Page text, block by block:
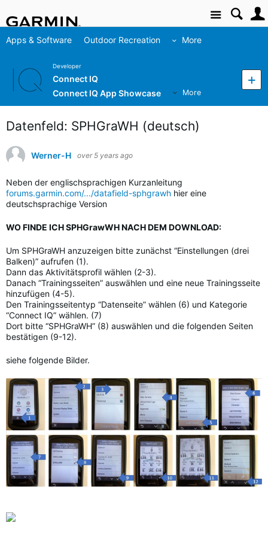
Site
Apps & Software Outdoor Recreation More
Developer
Connect IQ
Connect IQ App Showcase
More
Datenfeld: SPHGraWH (deutsch)
Werner-H over 5 years ago
Neben der englischsprachigen Kurzanleitung
forums.garmin.com/.../datafield-sphgrawh hier eine
deutschsprachige Version
WO FINDE ICH SPHGrawWH NACH DEM DOWNLOAD:
Um SPHGraWH anzuzeigen bitte zunächst “Einstellungen (drei
Balken)” aufrufen (1).
Dann das Aktivitätsprofil wählen (2-3).
Danach “Trainingsseiten” auswählen und eine neue Trainingsseite
hinzufügen (4-5).
Den Trainingsseitentyp “Datenseite” wählen (6) und Kategorie
“Connect IQ” wählen. (7)
Dort bitte “SPHGraWH” (8) auswählen und die folgenden Seiten
bestätigen (9-12).
siehe folgende Bilder.